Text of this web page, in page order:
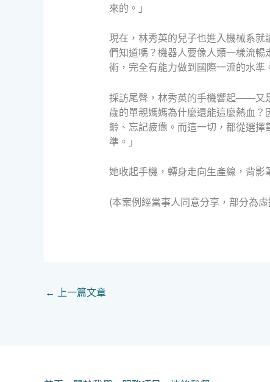
來的。」
現在，林秀英的兒子也進入機械系
們知道嗎？機器人要像人類一樣流
術，完全有能力做到國際一流的水準
採訪尾聲，林秀英的手機響起——又
歲的單親媽媽為什麼還能這麼熱血
齡、忘記疲憊。而這一切，都從選
準。」
她收起手機，轉身走向生產線，背影
(本案例經當事人同意分享，部分為
← 上一篇文章